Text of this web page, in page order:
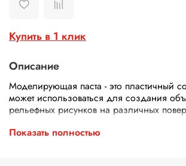
Купить в 1 клик
Описание
Моделирующая паста - это пластичный
может использоваться для создания
рельефных рисунков на различных
создании имитации мазков кисти при
Показать полностью